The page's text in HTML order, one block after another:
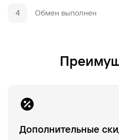
4 Обмен выполнен
Дополнительные